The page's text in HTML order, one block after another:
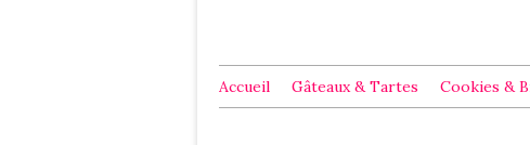
Accueil Gâteaux & Tartes Cookies &